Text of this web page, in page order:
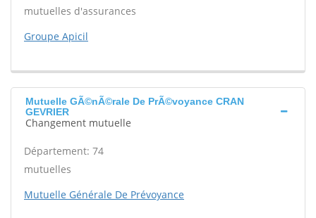
mutuelles d'assurances
Groupe Apicil
Mutuelle GÃ©nÃ©rale De PrÃ©voyance CRAN
GEVRIER
Changement mutuelle
Département: 74
mutuelles
Mutuelle Générale De Prévoyance